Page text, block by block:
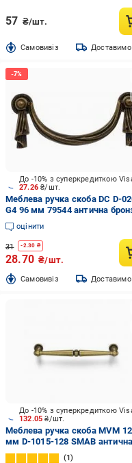
57 ₴/шт.
Cамовивіз Доставимо
27.26₴/шт.
Меблева ручка скоба DC D-
G4 96 мм 79544 антична
оцінити
31 -2.30 ₴
28.70 ₴/шт.
Cамовивіз Доставимо
132.05₴/шт.
Меблева ручка скоба MVM
мм D-1015-128 SMAB антична
бронза
1